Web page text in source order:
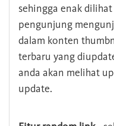
sehingga enak
pengunjung
dalam konten
terbaru yang
anda akan melihat
update.